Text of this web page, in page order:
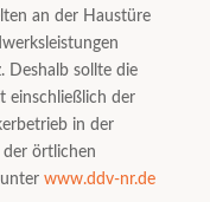
an der Haustüre
Deshalb sollte die
einschließlich der
in der
der örtlichen
www.ddv-nr.de